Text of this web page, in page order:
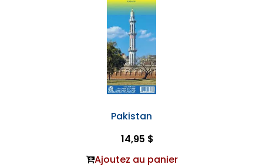
Pakistan
14,95 $
Ajoutez au panier